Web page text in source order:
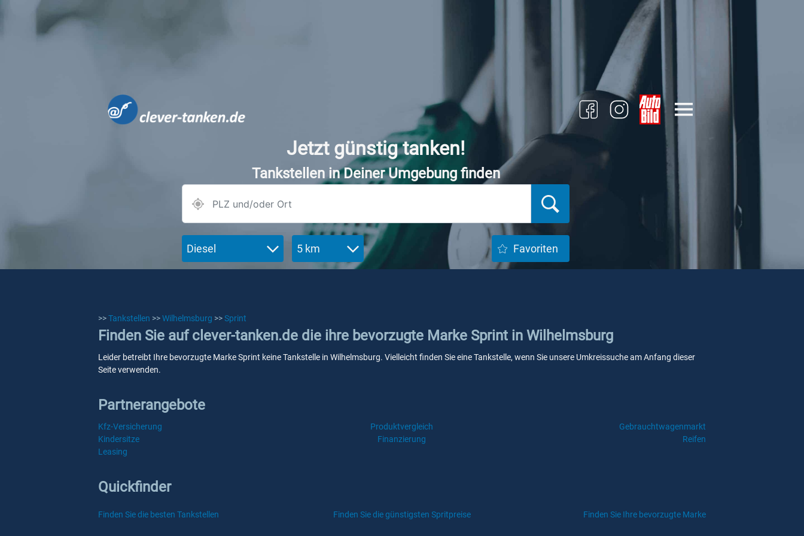
Jetzt günstig tanken!
Tankstellen in Deiner Umgebung finden
Diesel 5 km Favoriten
>>Tankstellen >>Wilhelmsburg >>Sprint
Finden Sie auf clever-tanken.de die ihre bevorzugte Marke Sprint in Wilhelmsburg
Leider betreibt Ihre bevorzugte Marke Sprint keine Tankstelle in Wilhelmsburg. Vielleicht finden Sie eine Tankstelle, wenn Sie unsere Umkreissuche am Anfang dieser
Seite verwenden.
Partnerangebote
Kfz-Versicherung Produktvergleich
Gebrauchtwagenmarkt
Kindersitze
Finanzierung
Reifen
Leasing
Quickfinder
Finden Sie die besten Tankstellen Finden Sie die günstigsten Spritpreise Finden Sie Ihre bevorzugte Marke